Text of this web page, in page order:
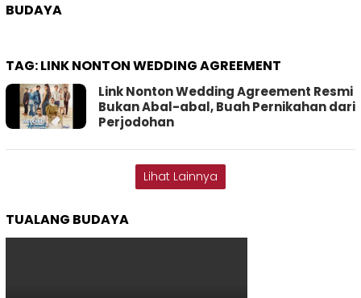
BUDAYA
TAG:LINK NONTON WEDDING AGREEMENT
Link Nonton Wedding Agreement Resmi
Bukan Abal-abal, Buah Pernikahan dari
Perjodohan
Lihat Lainnya
TUALANG BUDAYA